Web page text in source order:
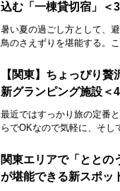
込む「一棟貸切宿」＜
暑い夏の過ごし方として、
鳥のさえずりを堪能する。
【関東】ちょっぴり
新グランピング施設＜
最近ではすっかり旅の定番
らでOKなので気軽に、そし
関東エリアで「ととの
が堪能できる新スポッ